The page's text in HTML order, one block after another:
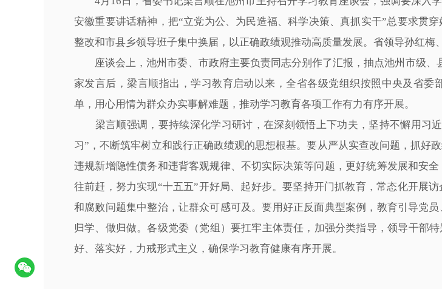
安徽重要讲话精神，把“立党为公、为民造福、科学决策、真抓实干”总要求贯
整改和市县乡领导班子集中换届，以正确政绩观推动高质量发展。省领导孙红梅
座谈会上，池州市委、市政府主要负责同志分别作了汇报，抽点池州市级、
家发言后，梁言顺指出，学习教育启动以来，全省各级党组织按照中央及省
单，用心用情为群众办实事解难题，推动学习教育各项工作有力有序开展。
梁言顺强调，要持续深化学习研讨，在深刻领悟上下功夫，坚持不懈用习
习”，不断筑牢树立和践行正确政绩观的思想根基。要从严从实查改问题，抓好
违规新增隐性债务和违背客观规律、不切实际决策等问题，更好统筹发展和安
往前赶，努力实现“十五五”开好局、起好步。要坚持开门抓教育，常态化开展
和腐败问题集中整治，让群众可感可及。要用好正反面典型案例，教育引导党
归学、做归做。各级党委（党组）要扛牢主体责任，加强分类指导，领导干部
好、落实好，力戒形式主义，确保学习教育健康有序开展。